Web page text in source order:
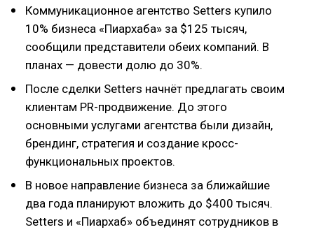
Коммуникационное агентство Setters купило
10% бизнеса «Пиархаба» за $125 тысяч,
сообщили представители обеих компаний. В
планах — довести долю до 30%.
После сделки Setters начнёт предлагать своим
клиентам PR-продвижение. До этого
основными услугами агентства были дизайн,
брендинг, стратегия и создание кросс-
функциональных проектов.
В новое направление бизнеса за ближайшие
два года планируют вложить до $400 тысяч.
Setters и «Пиархаб» объединят сотрудников в